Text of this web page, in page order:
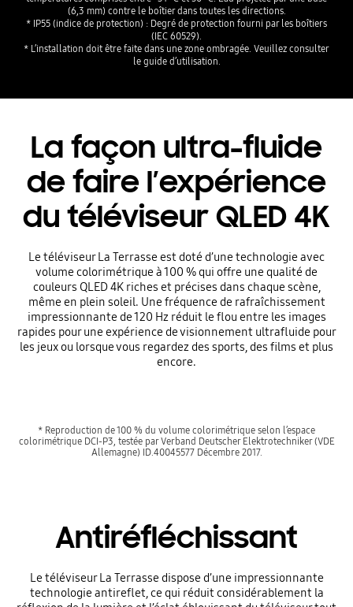
(6,3 mm) contre le boîtier dans toutes les directions.
* IP55 (indice de protection) : Degré de protection fourni par les boîtiers
(IEC 60529).
* L’installation doit être faite dans une zone ombragée. Veuillez consulter
le guide d’utilisation.
La façon ultra-fluide
de faire l’expérience
du téléviseur QLED 4K
Le téléviseur La Terrasse est doté d’une technologie avec
volume colorimétrique à 100 % qui offre une qualité de
couleurs QLED 4K riches et précises dans chaque scène,
même en plein soleil. Une fréquence de rafraîchissement
impressionnante de 120 Hz réduit le flou entre les images
rapides pour une expérience de visionnement ultrafluide pour
les jeux ou lorsque vous regardez des sports, des films et plus
encore.
* Reproduction de 100 % du volume colorimétrique selon l’espace
colorimétrique DCI-P3, testée par Verband Deutscher Elektrotechniker (VDE
Allemagne) ID.40045577 Décembre 2017.
Antiréfléchissant
Le téléviseur La Terrasse dispose d’une impressionnante
technologie antireflet, ce qui réduit considérablement la